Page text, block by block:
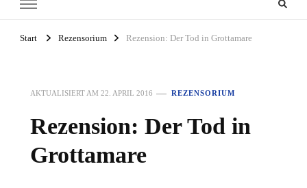
Start Rezensorium Rezension: Der Tod in Grottamare
AKTUALISIERT AM 22. APRIL 2016 REZENSORIUM
Rezension: Der Tod in
Grottamare